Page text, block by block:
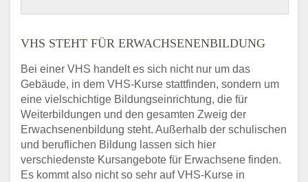
VHS STEHT FÜR ERWACHSENENBILDUNG
Bei einer VHS handelt es sich nicht nur um das
Gebäude, in dem VHS-Kurse stattfinden, sondern um
eine vielschichtige Bildungseinrichtung, die für
Weiterbildungen und den gesamten Zweig der
Erwachsenenbildung steht. Außerhalb der schulischen
und beruflichen Bildung lassen sich hier
verschiedenste Kursangebote für Erwachsene finden.
Es kommt also nicht so sehr auf VHS-Kurse in